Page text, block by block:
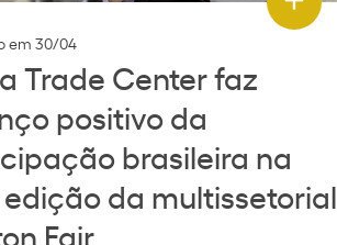
em 30/04
Trade Center faz
positivo da
brasileira na
edição da multissetorial
Fair